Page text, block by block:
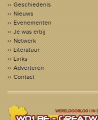
Geschiedenis
Nieuws
Evenementen
Je was erbij
Netwerk
Literatuur
Links
Adverteren
Contact